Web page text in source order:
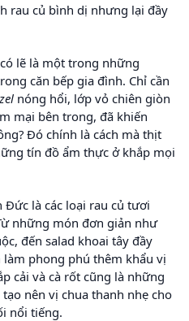
rau củ bình dị nhưng lại đầy
lẽ là một trong những
căn bếp gia đình. Chỉ cần
nóng hổi, lớp vỏ chiên giòn
mại bên trong, đã khiến
Đó chính là cách mà thịt
tín đồ ẩm thực ở khắp mọi
là các loại rau củ tươi
những món đơn giản như
đến salad khoai tây đầy
làm phong phú thêm khẩu vị
cải và cà rốt cũng là những
nên vị chua thanh nhẹ cho
nổi tiếng.